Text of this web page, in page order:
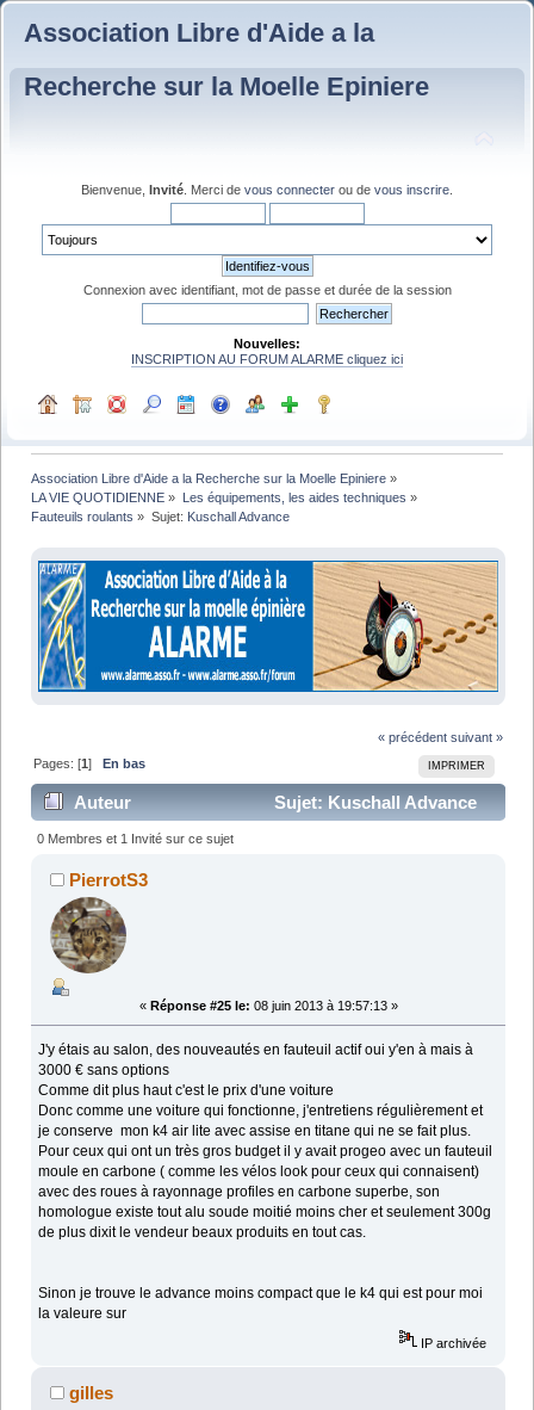
Association Libre d'Aide a la
Recherche sur la Moelle Epiniere
Bienvenue, Invité . Merci de vous connecter ou de vous inscrire
Connexion avec identifiant, mot de passe et durée de la session
Nouvelles:
INSCRIPTION AU FORUM ALARME cliquez ici
Association Libre d'Aide a la Recherche sur la Moelle Epiniere »
LA VIE QUOTIDIENNE » Les équipements, les aides techniques »
Fauteuils roulants » Sujet: Kuschall Advance
« précédent suivant »
IMPRIMER
Pages: [1] En bas
Auteur
Sujet: Kuschall Advance
(Lu 22437 fois)
0 Membres et 1 Invité sur ce sujet
PierrotS3
« Réponse #25 le: 08 juin 2013 à 19:57:13 »
J'y étais au salon, des nouveautés en fauteuil actif oui y'en à mais à
3000 € sans options
Comme dit plus haut c'est le prix d'une voiture
Donc comme une voiture qui fonctionne, j'entretiens régulièrement et
je conserve mon k4 air lite avec assise en titane qui ne se fait plus.
Pour ceux qui ont un très gros budget il y avait progeo avec un fauteuil
moule en carbone ( comme les vélos look pour ceux qui connaisent)
avec des roues à rayonnage profiles en carbone superbe, son
homologue existe tout alu soude moitié moins cher et seulement 300g
de plus dixit le vendeur beaux produits en tout cas.
Sinon je trouve le advance moins compact que le k4 qui est pour moi
la valeure sur
IP archivée
gilles